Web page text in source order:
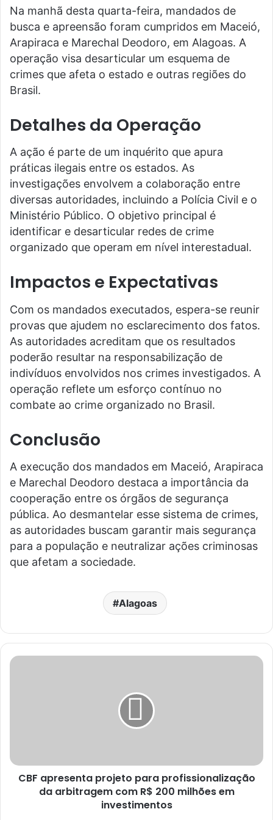
Na manhã desta quarta-feira, mandados de
busca e apreensão foram cumpridos em Maceió,
Arapiraca e Marechal Deodoro, em Alagoas. A
operação visa desarticular um esquema de
crimes que afeta o estado e outras regiões do
Brasil.
Detalhes da Operação
A ação é parte de um inquérito que apura
práticas ilegais entre os estados. As
investigações envolvem a colaboração entre
diversas autoridades, incluindo a Polícia Civil e o
Ministério Público. O objetivo principal é
identificar e desarticular redes de crime
organizado que operam em nível interestadual.
Impactos e Expectativas
Com os mandados executados, espera-se reunir
provas que ajudem no esclarecimento dos fatos.
As autoridades acreditam que os resultados
poderão resultar na responsabilização de
indivíduos envolvidos nos crimes investigados. A
operação reflete um esforço contínuo no
combate ao crime organizado no Brasil.
Conclusão
A execução dos mandados em Maceió, Arapiraca
e Marechal Deodoro destaca a importância da
cooperação entre os órgãos de segurança
pública. Ao desmantelar esse sistema de crimes,
as autoridades buscam garantir mais segurança
para a população e neutralizar ações criminosas
que afetam a sociedade.
Alagoas
CBF apresenta projeto para profissionalização
da arbitragem com R$ 200 milhões em
investimentos